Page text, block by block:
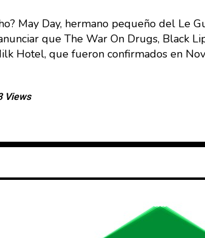
May Day, hermano pequeño del Le
que The War On Drugs, Black
Hotel, que fueron confirmados en
Views